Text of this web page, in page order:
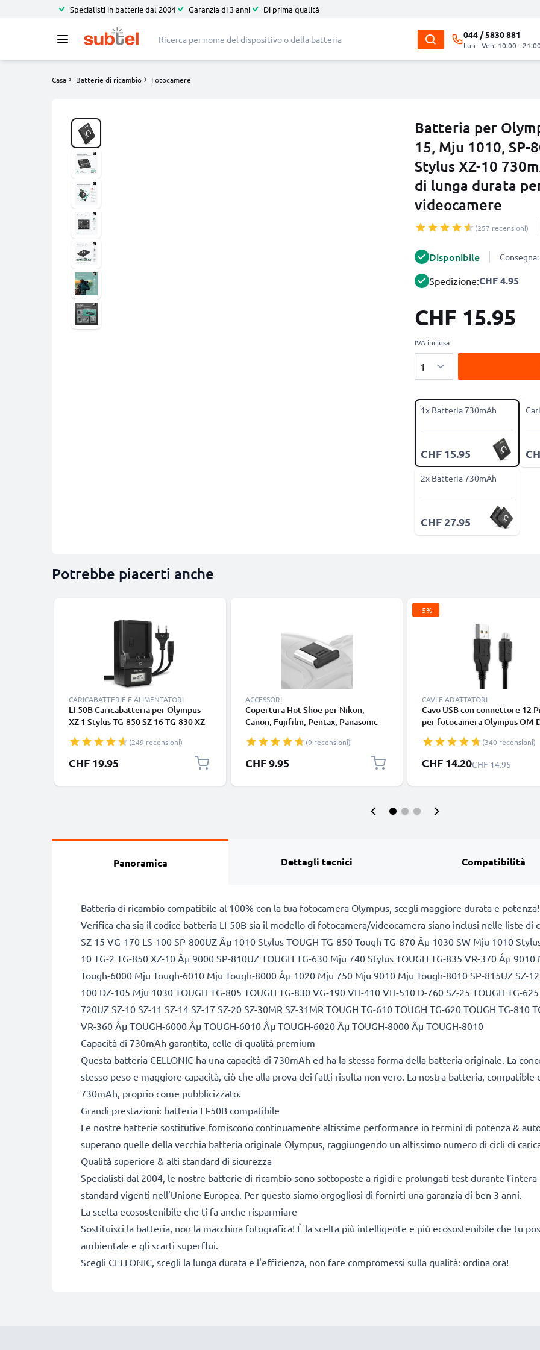
Specialisti in batterie dal 2004 Garanzia di 3 anni Di prima qualità
044 / 5830 881
Lun - Ven: 10:00 - 21:00
Casa Batterie di ricambio Fotocamere
Batteria per
15, Mju 1010, SP-
Stylus XZ-10
di lunga durata
videocamere
(257 recensioni)
Disponibile
Spedizione:CHF 4.95
CHF 15.95
IVA inclusa
1x Batteria 730mAh
CHF 15.95
2x Batteria 730mAh
CHF 27.95
Potrebbe piacerti anche
CARICABATTERIE E ALIMENTATORI
LI-50B Caricabatteria per Olympus
XZ-1 Stylus TG-850 SZ-16 TG-830 XZ-
fotocamera marca CELLONIC
(249 recensioni)
CHF 19.95
ACCESSORI
Copertura Hot Shoe per Nikon,
Canon, Fujifilm, Pentax, Panasonic
(9 recensioni)
CHF 9.95
-5%
CAVI E ADATTATORI
Cavo USB con connettore 12
per fotocamera Olympus OM-
E-PL7 E-PL3 Tough TG-4 XZ-1
lungo 1.5m ricarica cavetto
piacevole PVC nero
(340 recensioni)
Prezzo speciale
CHF 14.20Prezzo normale
CHF 14.95
Panoramica Dettagli tecnici Compatibilità
Batteria di ricambio compatibile al 100% con la tua fotocamera Olympus, scegli maggiore durata e potenza!
Verifica cha sia il codice batteria LI-50B sia il modello di fotocamera/videocamera siano inclusi nelle liste di
SZ-15 VG-170 LS-100 SP-800UZ Âµ 1010 Stylus TOUGH TG-850 Tough TG-870 Âµ 1030 SW Mju 1010
10 TG-2 TG-850 XZ-10 Âµ 9000 SP-810UZ TOUGH TG-630 Mju 740 Stylus TOUGH TG-835 VR-370 Âµ
Tough-6000 Mju Tough-6010 Mju Tough-8000 Âµ 1020 Mju 750 Mju 9010 Mju Tough-8010 SP-815UZ SZ-
100 DZ-105 Mju 1030 TOUGH TG-805 TOUGH TG-830 VG-190 VH-410 VH-510 D-760 SZ-25 TOUGH TG-
720UZ SZ-10 SZ-11 SZ-14 SZ-17 SZ-20 SZ-30MR SZ-31MR TOUGH TG-610 TOUGH TG-620 TOUGH TG-
VR-360 Âµ TOUGH-6000 Âµ TOUGH-6010 Âµ TOUGH-6020 Âµ TOUGH-8000 Âµ TOUGH-8010
Capacità di 730mAh garantita, celle di qualità premium
Questa batteria CELLONIC ha una capacità di 730mAh ed ha la stessa forma della batteria originale. La
stesso peso e maggiore capacità, ciò che alla prova dei fatti risulta non vero. La nostra batteria, compatible
730mAh, proprio come pubblicizzato.
Grandi prestazioni: batteria LI-50B compatibile
Le nostre batterie sostitutive forniscono continuamente altissime performance in termini di potenza &
superano quelle della vecchia batteria originale Olympus, raggiungendo un altissimo numero di cicli di
Qualità superiore & alti standard di sicurezza
Specialisti dal 2004, le nostre batterie di ricambio sono sottoposte a rigidi e prolungati test durante
standard vigenti nell’Unione Europea. Per questo siamo orgogliosi di fornirti una garanzia di ben 3 anni.
La scelta ecosostenibile che ti fa anche risparmiare
Sostituisci la batteria, non la macchina fotografica! È la scelta più intelligente e più ecosostenibile che tu
ambientale e gli scarti superflui.
Scegli CELLONIC, scegli la lunga durata e l'efficienza, non fare compromessi sulla qualità: ordina ora!